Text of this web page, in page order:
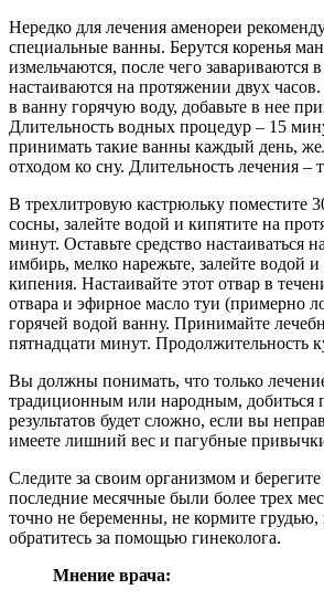
Нередко для лечения аменореи
специальные ванны. Берутся коренья
измельчаются, после чего завариваются
настаиваются на протяжении двух
в ванну горячую воду, добавьте в нее
Длительность водных процедур – 15
принимать такие ванны каждый день,
отходом ко сну. Длительность лечения –
В трехлитровую кастрюльку поместите
сосны, залейте водой и кипятите на
минут. Оставьте средство настаиваться
имбирь, мелко нарежьте, залейте водой и
кипения. Настаивайте этот отвар в
отвара и эфирное масло туи (примерно
горячей водой ванну. Принимайте
пятнадцати минут. Продолжительность
Вы должны понимать, что только
традиционным или народным, добиться
результатов будет сложно, если вы
имеете лишний вес и пагубные
Следите за своим организмом и берегите
последние месячные были более трех
точно не беременны, не кормите грудью,
обратитесь за помощью гинеколога.
Мнение врача: